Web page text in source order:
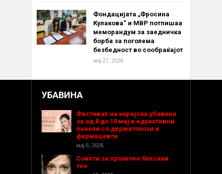
Фондацијата „Фросина
Кулакова“ и МВР потпишаа
меморандум за заедничка
борба за поголема
безбедност во сообраќајот
мај 27, 2026
УБАВИНА
Фестивал на корејска убавина
за од 8 до 10 мај и едукативни
панели со дерматолози и
фармацевти
мај 6, 2026
Совети за пролетен блескав
тен